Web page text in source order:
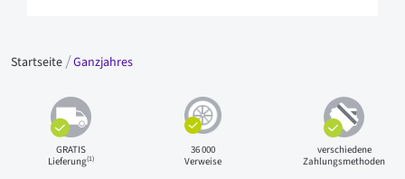
Startseite Ganzjahres
GRATIS
Lieferung(1)
36 000
Verweise
verschiedene
Zahlungsmethoden